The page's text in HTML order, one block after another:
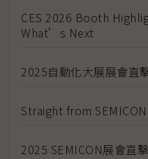
CES 2026 Booth
What’s Next
2025自動化大展展會直
Straight from
2025 SEMICON展會直擊